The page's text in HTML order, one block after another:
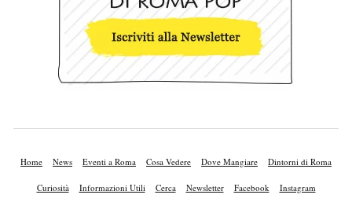
Home News Eventi a Roma Cosa Vedere Dove Mangiare Dintorni di Roma
Curiosità Informazioni Utili Cerca Newsletter Facebook Instagram